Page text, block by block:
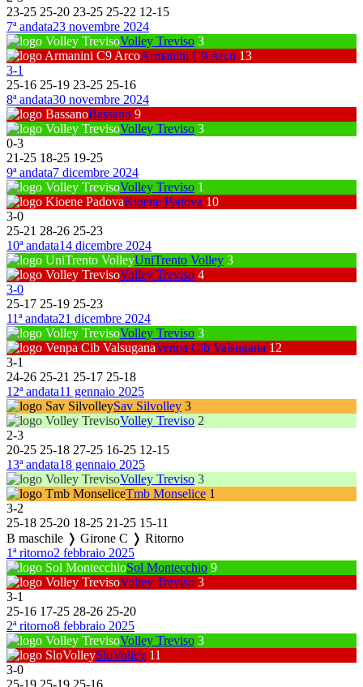
23-25 25-20 23-25 25-22 12-15
7ª andata23 novembre 2024
Volley Treviso 3
Armanini C9 Arco 13
3-1
25-16 25-19 23-25 25-16
8ª andata30 novembre 2024
Bassano 9
Volley Treviso 3
0-3
21-25 18-25 19-25
9ª andata7 dicembre 2024
Volley Treviso 1
Kioene Padova 10
3-0
25-21 28-26 25-23
10ª andata14 dicembre 2024
UniTrento Volley 3
Volley Treviso 4
3-0
25-17 25-19 25-23
11ª andata21 dicembre 2024
Volley Treviso 3
Venpa Cib Valsugana 12
3-1
24-26 25-21 25-17 25-18
12ª andata11 gennaio 2025
Sav Silvolley 3
Volley Treviso 2
2-3
20-25 25-18 27-25 16-25 12-15
13ª andata18 gennaio 2025
Volley Treviso 3
Tmb Monselice 1
3-2
25-18 25-20 18-25 21-25 15-11
B maschile ❭ Girone C ❭ Ritorno
1ª ritorno2 febbraio 2025
Sol Montecchio 9
Volley Treviso 3
3-1
25-16 17-25 28-26 25-20
2ª ritorno8 febbraio 2025
Volley Treviso 3
SloVolley 11
3-0
25-19 25-19 25-16